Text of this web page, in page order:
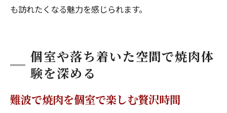
も訪れたくなる魅力を感じられます。
個室や落ち着いた空間で焼肉体
験を深める
難波で焼肉を個室で楽しむ贅沢時間